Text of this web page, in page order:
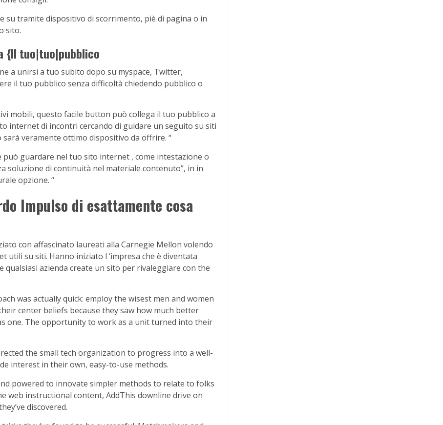
tramite dispositivo di scorrimento, piè di pagina o in
sito.
{Il tuo|tuo|pubblico
a unirsi a tuo subito dopo su myspace, Twitter,
il tuo pubblico senza difficoltà chiedendo pubblico o
mobili, questo facile button può collega il tuo pubblico a
internet di incontri cercando di guidare un seguito su siti
veramente ottimo dispositivo da offrire. “
guardare nel tuo sito internet , come intestazione o
soluzione di continuità nel materiale contenuto”, in in
opzione. “
Impulso di esattamente cosa
con affascinato laureati alla Carnegie Mellon volendo
su siti. Hanno iniziato l ‘impresa che è diventata
qualsiasi azienda create un sito per rivaleggiare con the
was actually quick: employ the wisest men and women
center beliefs because they saw how much better
one. The opportunity to work as a unit turned into their
the small tech organization to progress into a well-
interest in their own, easy-to-use methods.
powered to innovate simpler methods to relate to folks
web instructional content, AddThis downline drive on
discovered.